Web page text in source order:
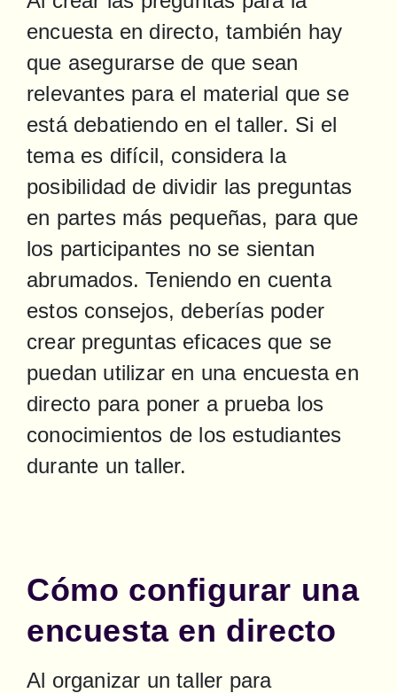
encuesta en directo, también hay
que asegurarse de que sean
relevantes para el material que se
está debatiendo en el taller. Si el
tema es difícil, considera la
posibilidad de dividir las preguntas
en partes más pequeñas, para que
los participantes no se sientan
abrumados. Teniendo en cuenta
estos consejos, deberías poder
crear preguntas eficaces que se
puedan utilizar en una encuesta en
directo para poner a prueba los
conocimientos de los estudiantes
durante un taller.
Cómo configurar una
encuesta en directo
Al organizar un taller para